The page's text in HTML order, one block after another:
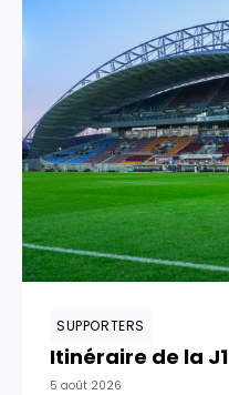
SUPPORTERS
Itinéraire de la J1
5 août 2026